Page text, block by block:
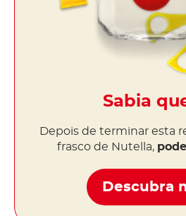
Sabia
Depois de terminar esta
frasco de Nutella,
Descubra